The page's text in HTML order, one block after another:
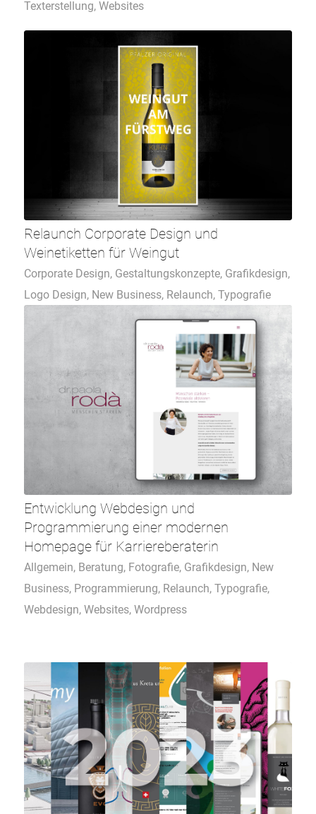
Texterstellung, Websites
Relaunch Corporate Design und
Weinetiketten für Weingut
Corporate Design, Gestaltungskonzepte, Grafikdesign,
Logo Design, New Business, Relaunch, Typografie
Entwicklung Webdesign und
Programmierung einer modernen
Homepage für Karriereberaterin
Allgemein, Beratung, Fotografie, Grafikdesign, New
Business, Programmierung, Relaunch, Typografie,
Webdesign, Websites, Wordpress